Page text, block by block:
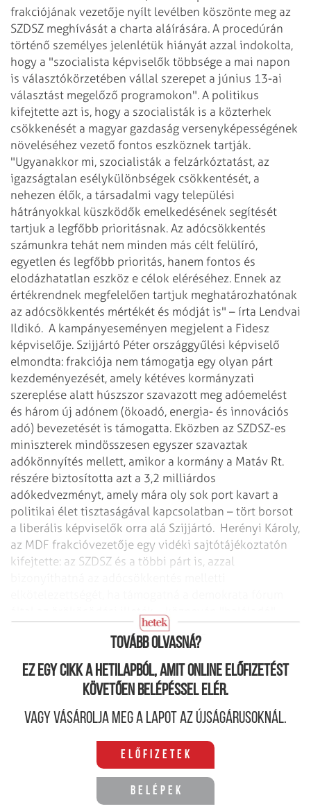
frakciójának vezetője nyílt levélben köszönte meg az
SZDSZ meghívását a charta aláírására. A procedúrán
történő személyes jelenlétük hiányát azzal indokolta,
hogy a "szocialista képviselők többsége a mai napon
is választókörzetében vállal szerepet a június 13-ai
választást megelőző programokon". A politikus
kifejtette azt is, hogy a szocialisták is a közterhek
csökkenését a magyar gazdaság versenyképességének
növeléséhez vezető fontos eszköznek tartják.
"Ugyanakkor mi, szocialisták a felzárkóztatást, az
igazságtalan esélykülönbségek csökkentését, a
nehezen élők, a társadalmi vagy települési
hátrányokkal küszködők emelkedésének segítését
tartjuk a legfőbb prioritásnak. Az adócsökkentés
számunkra tehát nem minden más célt felülíró,
egyetlen és legfőbb prioritás, hanem fontos és
elodázhatatlan eszköz e célok eléréséhez. Ennek az
értékrendnek megfelelően tartjuk meghatározhatónak
az adócsökkentés mértékét és módját is" – írta Lendvai
Ildikó. A kampányeseményen megjelent a Fidesz
képviselője. Szijjártó Péter országgyűlési képviselő
elmondta: frakciója nem támogatja egy olyan párt
kezdeményezését, amely kétéves kormányzati
szereplése alatt húszszor szavazott meg adóemelést
és három új adónem (ökoadó, energia- és innovációs
adó) bevezetését is támogatta. Eközben az SZDSZ-es
miniszterek mindösszesen egyszer szavaztak
adókönnyítés mellett, amikor a kormány a Matáv Rt.
részére biztosította azt a 3,2 milliárdos
adókedvezményt, amely mára oly sok port kavart a
politikai élet tisztaságával kapcsolatban – tört borsot
a liberális képviselők orra alá Szijjártó. Herényi Károly,
az MDF frakcióvezetője egy vidéki sajtótájékoztatón
kifejtette: az SZDSZ és a többi párt is, azzal
eltörlését célzó törvényjavaslat elfogadását.
Tovább olvasná?
Ez egy cikk a hetilapból, amit online előfizetést
követően belépéssel elér.
Vagy vásárolja meg a lapot az újságárusoknál.
Előfizetek
Belépek